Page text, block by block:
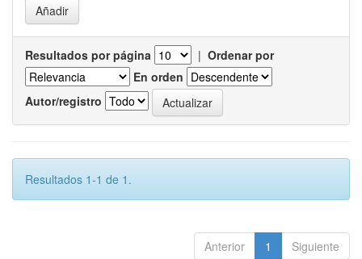
Resultados por página | Ordenar por
En orden
Autor/registro
Resultados 1-1 de 1.
Anterior 1 Siguiente